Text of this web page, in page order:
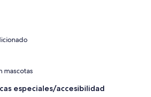
mascotas
especiales/accesibilidad